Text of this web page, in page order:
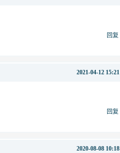
回复
2021-04-12 15:21
回复
2020-08-08 10:18